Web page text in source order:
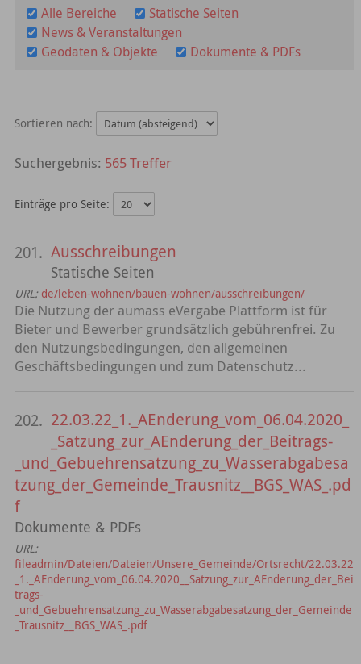
Alle Bereiche
Statische Seiten
News & Veranstaltungen
Geodaten & Objekte
Dokumente & PDFs
Sortieren nach:
565 Treffer
Einträge pro Seite:
201. Ausschreibungen
Statische Seiten
URL: de/leben-wohnen/bauen-wohnen/ausschreibungen/
Die Nutzung der aumass eVergabe Plattform ist für
Bieter und Bewerber grundsätzlich gebührenfrei. Zu
den Nutzungsbedingungen, den allgemeinen
Geschäftsbedingungen und zum Datenschutz...
202. 22.03.22_1._AEnderung_vom_06.04.2020_
_Satzung_zur_AEnderung_der_Beitrags-
_und_Gebuehrensatzung_zu_Wasserabgabesa
tzung_der_Gemeinde_Trausnitz__BGS_WAS_.pd
f
Dokumente & PDFs
URL:
fileadmin/Dateien/Dateien/Unsere_Gemeinde/Ortsrecht/22.03.22
_1._AEnderung_vom_06.04.2020__Satzung_zur_AEnderung_der_Bei
trags-
_und_Gebuehrensatzung_zu_Wasserabgabesatzung_der_Gemeinde
_Trausnitz__BGS_WAS_.pdf